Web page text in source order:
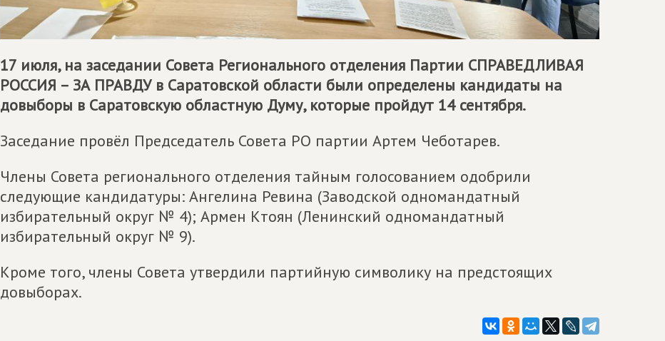
17 июля, на заседании Совета Регионального отделения Партии СПРАВЕДЛИВАЯ
РОССИЯ – ЗА ПРАВДУв Саратовской области были определены кандидаты на
довыборы в Саратовскую областную Думу, которые пройдут 14 сентября.
Заседание провёл Председатель Совета РО партии Артем Чеботарев.
Члены Совета регионального отделения тайным голосованием одобрили
следующие кандидатуры: Ангелина Ревина (Заводской одномандатный
избирательный округ № 4); Армен Ктоян (Ленинский одномандатный
избирательный округ № 9).
Кроме того, члены Совета утвердили партийную символику на предстоящих
довыборах.